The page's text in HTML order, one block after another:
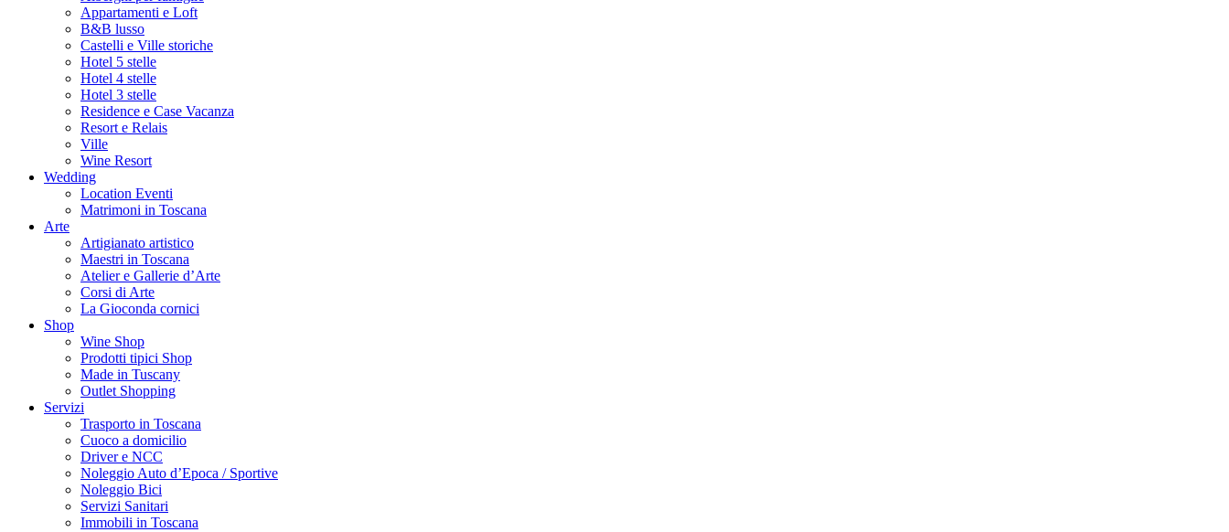
Appartamenti e Loft
B&B lusso
Castelli e Ville storiche
Hotel 5 stelle
Hotel 4 stelle
Hotel 3 stelle
Residence e Case Vacanza
Resort e Relais
Ville
Wine Resort
Wedding
Location Eventi
Matrimoni in Toscana
Arte
Artigianato artistico
Maestri in Toscana
Atelier e Gallerie d’Arte
Corsi di Arte
La Gioconda cornici
Shop
Wine Shop
Prodotti tipici Shop
Made in Tuscany
Outlet Shopping
Servizi
Trasporto in Toscana
Cuoco a domicilio
Driver e NCC
Noleggio Auto d’Epoca / Sportive
Noleggio Bici
Servizi Sanitari
Immobili in Toscana